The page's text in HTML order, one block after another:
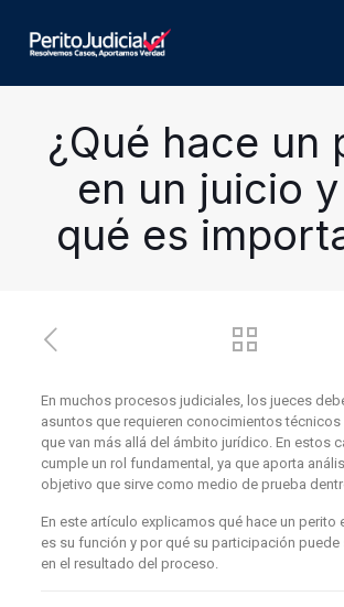
¿Qué hace un
en un juicio
qué es
En muchos procesos judiciales, los jueces
asuntos que requieren conocimientos
que van más allá del ámbito jurídico. En estos
cumple un rol fundamental, ya que aporta
objetivo que sirve como medio de prueba
En este artículo explicamos qué hace un perito
es su función y por qué su participación puede
en el resultado del proceso.